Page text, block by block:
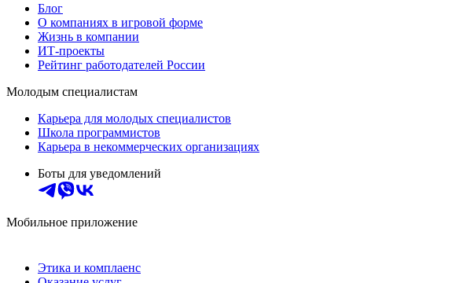
Блог
О компаниях в игровой форме
Жизнь в компании
ИТ-проекты
Рейтинг работодателей России
Молодым специалистам
Карьера для молодых специалистов
Школа программистов
Карьера в некоммерческих организациях
Боты для уведомлений
Мобильное приложение
Этика и комплаенс